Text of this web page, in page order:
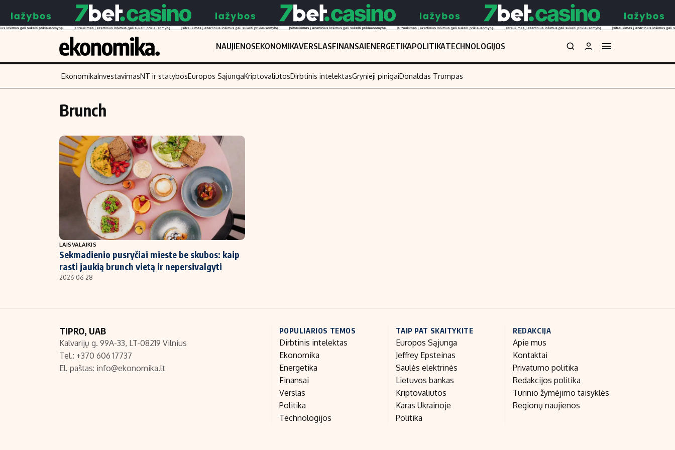
NAUJIENOSEKONOMIKAVERSLASFINANSAIENERGETIKAPOLITIKATECHNOLOGIJOS
Turinys
Naujienos
Aplinka
Verslas
Ekonomika
Politika
NT ir statybos
Finansai
Įmonės
Žemės ūkis
Technologijos
Laisvalaikis
EkonomikaInvestavimasNT ir statybosEuropos SąjungaKriptovaliutosDirbtinis intelektasGrynieji pinigaiDonaldas Trumpas
Brunch
LAISVALAIKIS
Sekmadienio pusryčiai mieste be skubos: kaip
rasti jaukią brunch vietą ir nepersivalgyti
2026-06-28
TIPRO, UAB
Kalvarijų g. 99A-33, LT-08219 Vilnius
Tel.: +370 606 17737
El. paštas: info@ekonomika.lt
POPULIARIOS TEMOS
Dirbtinis intelektas
Ekonomika
Energetika
Finansai
Verslas
Politika
Technologijos
TAIP PAT SKAITYKITE
Europos Sąjunga
Jeffrey Epsteinas
Saulės elektrinės
Lietuvos bankas
Kriptovaliutos
Karas Ukrainoje
Politika
REDAKCIJA
Apie mus
Kontaktai
Privatumo politika
Redakcijos politika
Turinio žymėjimo taisyklės
Regionų naujienos